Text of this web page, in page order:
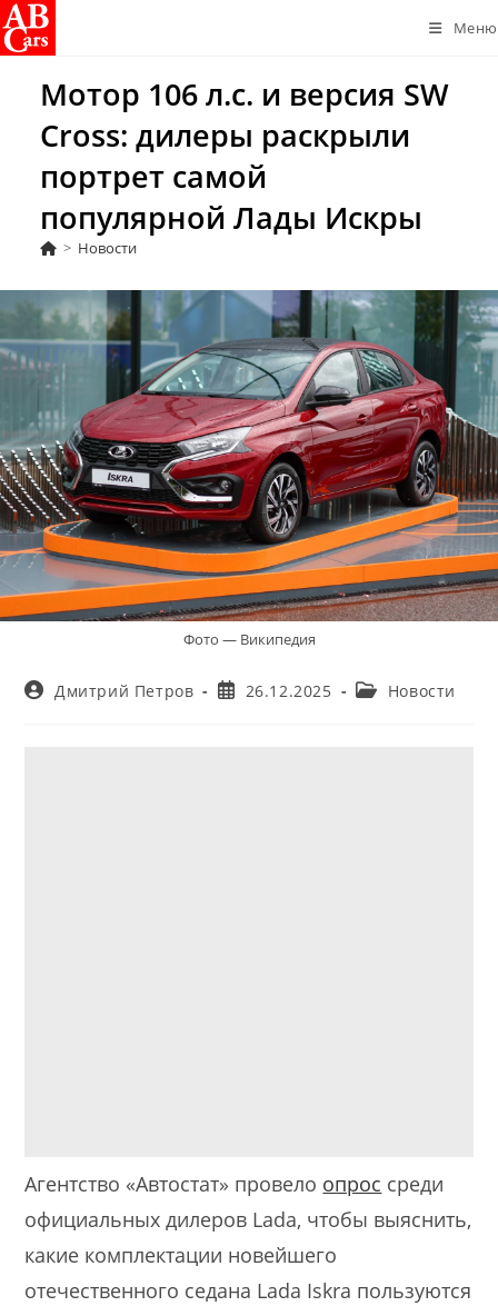
Перейти
к
Меню
Мотор 106 л.с. и версия SW
Cross: дилеры раскрыли
портрет самой
популярной Лады Искры
> Новости
Фото — Википедия
АвторДмитрий Петров
Запись26.12.2025
РубрикаНовости
Агентство «Автостат» провело опрос среди
официальных дилеров Lada, чтобы выяснить,
какие комплектации новейшего
отечественного седана Lada Iskra пользуются